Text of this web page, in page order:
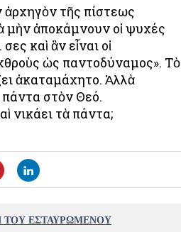
τῆς πίστεως
μὴν ἀποκάμνουν οἱ ψυχές
καὶ ἂν εἶναι οἱ
ὡς παντοδύναμος». Τὸ
ἀκαταμάχητο. Ἀλλὰ
πάντα στὸν Θεό.
νικάει τὰ πάντα;
ΤΟΥ ΕΣΤΑΥΡΩΜΕΝΟΥ